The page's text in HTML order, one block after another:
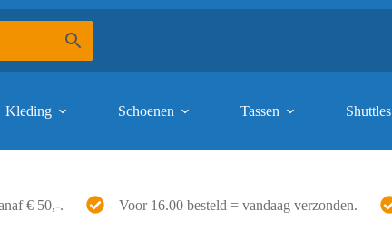
Kleding Schoenen Tassen Shuttles
€ 50,-. Voor 16.00 besteld = vandaag verzonden.